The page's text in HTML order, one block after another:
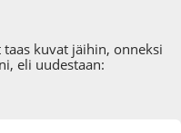
kuvat jäihin, onneksi
eli uudestaan: